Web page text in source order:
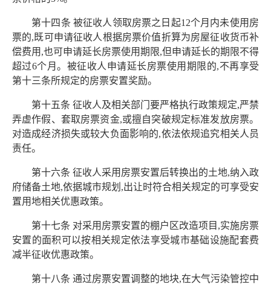
第十四条 被征收人领取房票之日起12个月内未使用房
票的,既可申请征收人根据房票价值折算为房屋征收货币补
偿费用,也可申请延长房票使用期限,但申请延长的期限不得
超过6个月。被征收人申请延长房票使用期限的,不再享受
第十三条所规定的房票安置奖励。
第十五条 征收人及相关部门要严格执行政策规定,严禁
弄虚作假、套取房票资金,或擅自突破规定标准发放房票。
对造成经济损失或较大负面影响的,依法依规追究相关人员
责任。
第十六条 征收人采用房票安置后转换出的土地,纳入政
府储备土地,依据城市规划,出让时符合相关规定的可享受安
置用地相关优惠政策。
第十七条 对采用房票安置的棚户区改造项目,实施房票
安置的面积可以按相关规定依法享受城市基础设施配套费
减半征收优惠政策。
第十八条 通过房票安置调整的地块,在大气污染管控中